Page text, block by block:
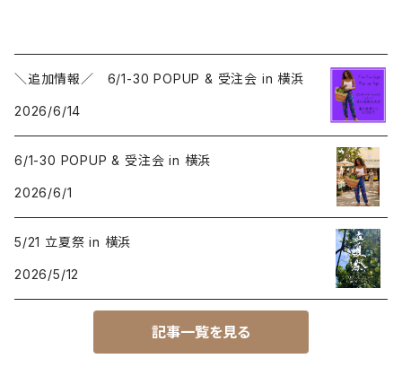
＼追加情報／ 6/1-30 POPUP & 受注会 in 横浜
2026/6/14
6/1-30 POPUP & 受注会 in 横浜
2026/6/1
5/21 立夏祭 in 横浜
2026/5/12
記事一覧を見る